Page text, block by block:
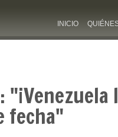
INICIO
fecha"